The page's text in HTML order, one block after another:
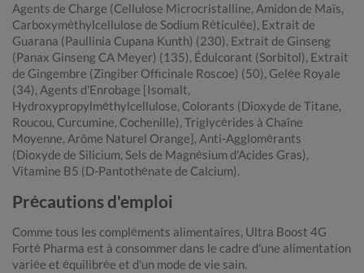
Agents de Charge (Cellulose Microcristalline, Amidon de Maïs,
Carboxyméthylcellulose de Sodium Réticulée), Extrait de
Guarana (Paullinia Cupana Kunth) (230), Extrait de Ginseng
(Panax Ginseng CA Meyer) (135), Édulcorant (Sorbitol), Extrait
de Gingembre (Zingiber Officinale Roscoe) (50), Gelée Royale
(34), Agents d'Enrobage [Isomalt,
Hydroxypropylméthylcellulose, Colorants (Dioxyde de Titane,
Roucou, Curcumine, Cochenille), Triglycérides à Chaîne
Moyenne, Arôme Naturel Orange], Anti-Agglomérants
(Dioxyde de Silicium, Sels de Magnésium d'Acides Gras),
Vitamine B5 (D-Pantothénate de Calcium).
Précautions d'emploi
Comme tous les compléments alimentaires, Ultra Boost 4G
Forté Pharma est à consommer dans le cadre d'une alimentation
variée et équilibrée et d'un mode de vie sain.